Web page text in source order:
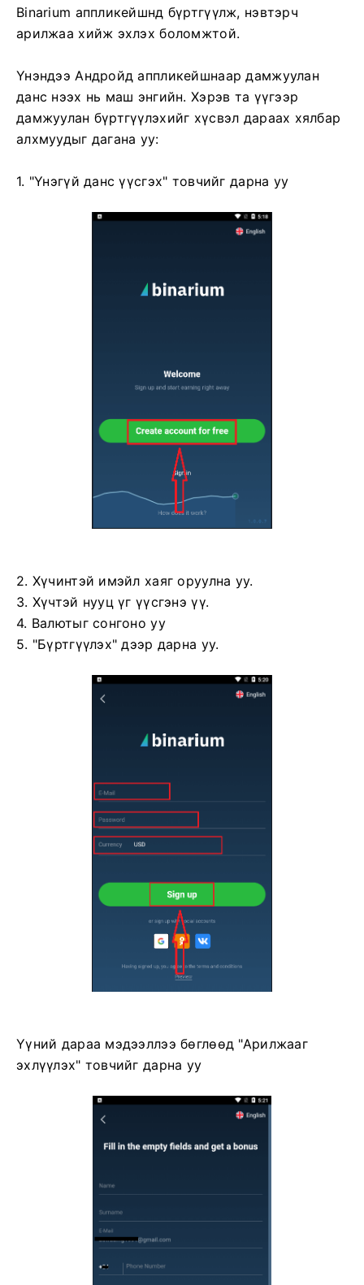
Binarium аппликейшнд бүртгүүлж, нэвтэрч
арилжаа хийж эхлэх боломжтой.
Үнэндээ Андройд аппликейшнаар дамжуулан
данс нээх нь маш энгийн. Хэрэв та үүгээр
дамжуулан бүртгүүлэхийг хүсвэл дараах хялбар
алхмуудыг дагана уу:
1. "Үнэгүй данс үүсгэх" товчийг дарна уу
2. Хүчинтэй имэйл хаяг оруулна уу.
3. Хүчтэй нууц үг үүсгэнэ үү.
4. Валютыг сонгоно уу
5. "Бүртгүүлэх" дээр дарна уу.
Үүний дараа мэдээллээ бөглөөд "Арилжааг
эхлүүлэх" товчийг дарна уу